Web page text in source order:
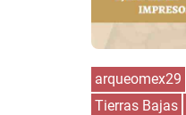
arqueomex29
Tierras Bajas